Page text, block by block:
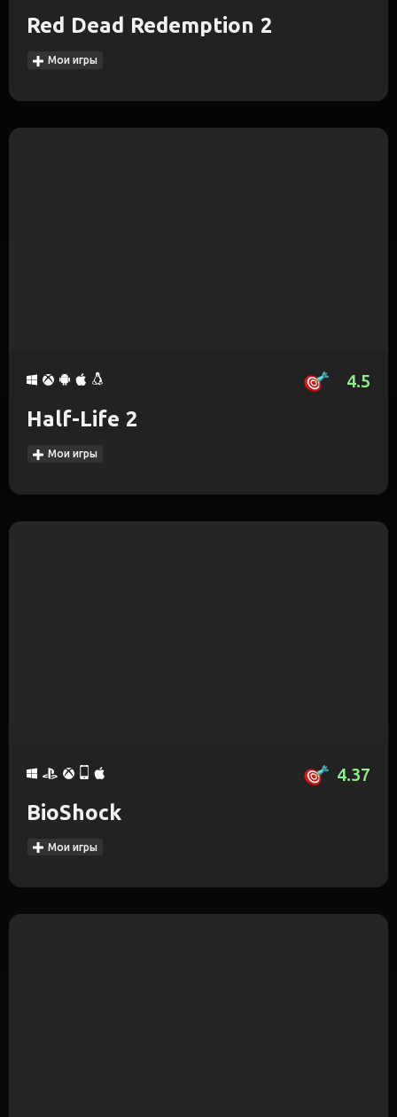
Red Dead Redemption 2
Мои игры
4.5
Half-Life 2
Мои игры
4.37
BioShock
Мои игры